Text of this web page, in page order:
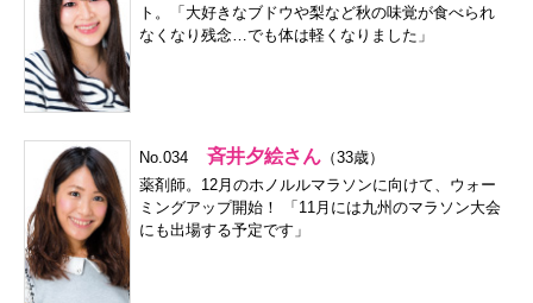
ト。「大好きなブドウや梨など秋の味覚が食べられ
なくなり残念…でも体は軽くなりました」
No.034 斉井夕絵さん （33歳）
薬剤師。12月のホノルルマラソンに向けて、ウォー
ミングアップ開始！ 「11月には九州のマラソン大会
にも出場する予定です」